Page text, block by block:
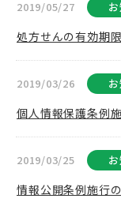
2019/05/27
処方せんの有効期
2019/03/26
個人情報保護条例
2019/03/25
情報公開条例施行